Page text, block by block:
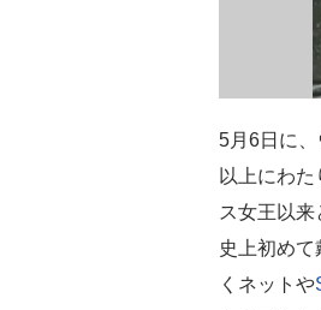
5月6日に
以上にわ
ス女王以
史上初め
くネットや